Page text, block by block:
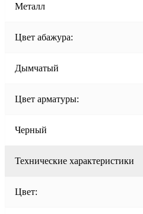
Металл
Цвет абажура:
Дымчатый
Цвет арматуры:
Черный
Технические характеристики
Цвет: